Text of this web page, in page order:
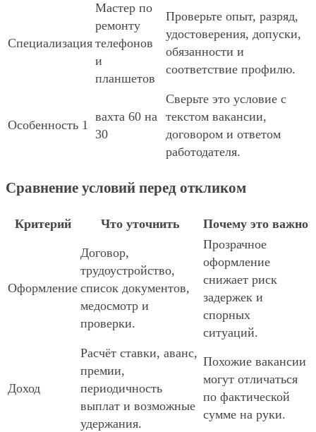
Специализация
Мастер по
ремонту
телефонов
и
планшетов
Проверьте опыт, разряд,
удостоверения, допуски,
обязанности и
соответствие профилю.
Особенность 1
вахта 60 на
30
Сверьте это условие с
текстом вакансии,
договором и ответом
работодателя.
Сравнение условий перед откликом
Критерий Что уточнить Почему это важно
Оформление
Договор,
трудоустройство,
список документов,
медосмотр и
проверки.
Прозрачное
оформление
снижает риск
задержек и
спорных
ситуаций.
Доход
Расчёт ставки, аванс,
премии,
периодичность
выплат и возможные
удержания.
Похожие вакансии
могут отличаться
по фактической
сумме на руки.